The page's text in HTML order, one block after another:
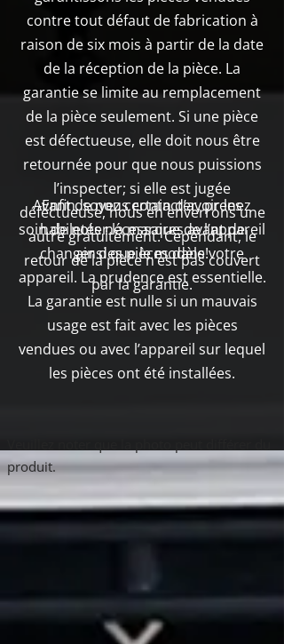
contre tout défaut de fabrication à
raison de six mois à partir de la date
de la réception de la pièce. La
garantie se limite au remplacement
de la pièce seulement. Si une pièce
est défectueuse, elle doit nous être
retournée pour que nous puissions
l’inspecter; si elle est jugée
défectueuse, nous en enverrons une
autre gratuitement. Cependant, le
retour de la pièce n’est pas couvert
par la garantie.
Enfin, soyez certain d’avoir les
habiletés nécessaires avant de
changer des pièces dans votre
appareil. La prudence est essentielle.
La garantie est nulle si un mauvais
usage est fait avec les pièces
vendues ou avec l’appareil sur lequel
les pièces ont été installées.
Avant de nous contacter, prenez
soin de noter la marque de l’appareil
ainsi que le modèle!
produit.